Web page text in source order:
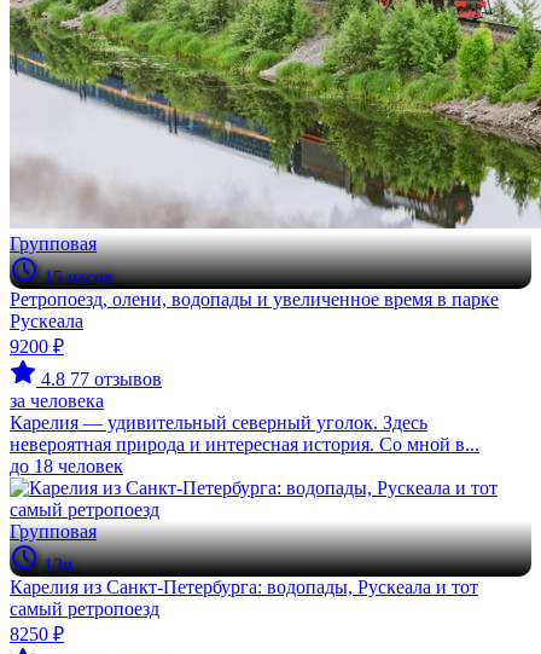
Групповая
15 часов
Ретропоезд, олени, водопады и увеличенное время в парке
Рускеала
9200 ₽
4.8 77 отзывов
за человека
Карелия — удивительный северный уголок. Здесь
невероятная природа и интересная история. Со мной в...
до 18 человек
Групповая
13ч
Карелия из Санкт-Петербурга: водопады, Рускеала и тот
самый ретропоезд
8250 ₽